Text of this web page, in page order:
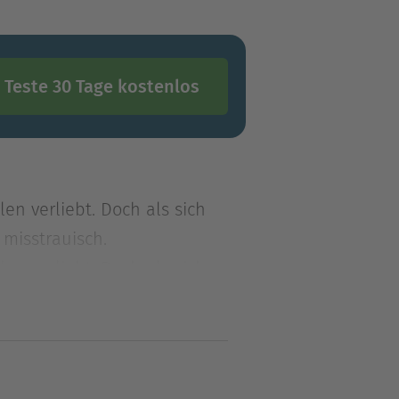
Teste 30 Tage kostenlos
verliebt. Doch als sich
Hat sie ihn